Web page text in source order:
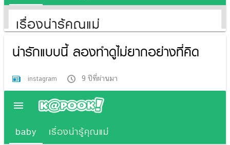
น่ารักแบบนี้ ลองทำดูไม่ยากอย่างที่คิด
instagram 9 ปีที่ผ่านมา